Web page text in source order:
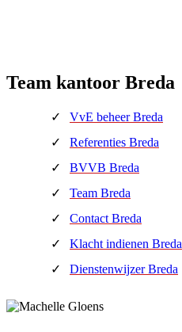
Team kantoor Breda
VvE beheer Breda
Referenties Breda
BVVB Breda
Team Breda
Contact Breda
Klacht indienen Breda
Dienstenwijzer Breda